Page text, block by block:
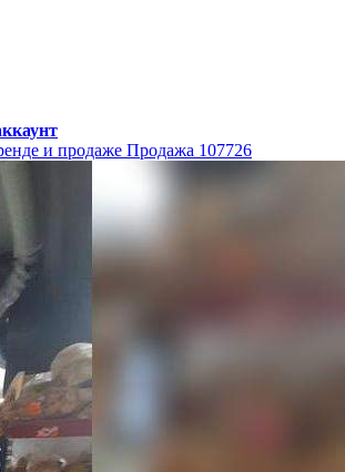
и продаже Продажа 107726